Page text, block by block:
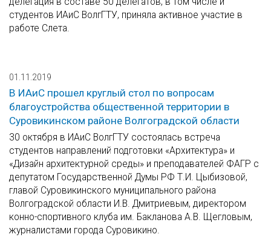
студентов ИАиС ВолгГТУ, приняла активное участие в
работе Слета.
01.11.2019
В ИАиС прошел круглый стол по вопросам
благоустройства общественной территории в
Суровикинском районе Волгоградской области
30 октября в ИАиС ВолгГТУ состоялась встреча
студентов направлений подготовки «Архитектура» и
«Дизайн архитектурной среды» и преподавателей ФАГР с
депутатом Государственной Думы РФ Т.И. Цыбизовой,
главой Суровикинского муниципального района
Волгоградской области И.В. Дмитриевым, директором
конно-спортивного клуба им. Бакланова А.В. Щегловым,
журналистами города Суровикино.